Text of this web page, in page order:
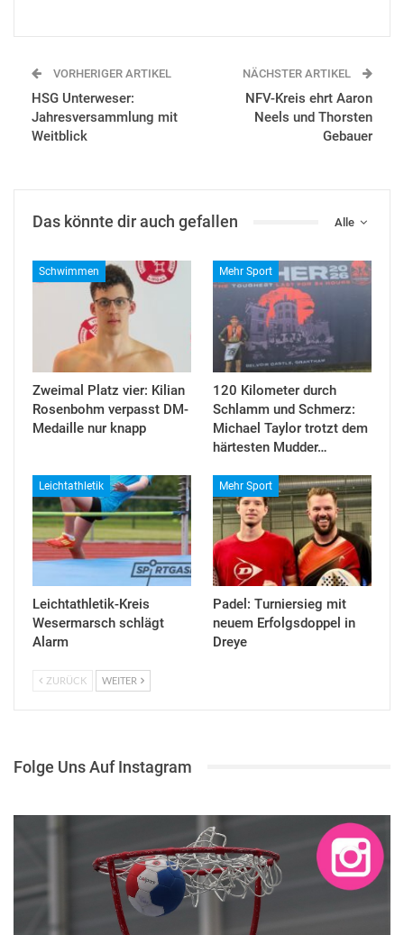
VORHERIGER ARTIKEL
HSG Unterweser:
Jahresversammlung mit
Weitblick
NÄCHSTER ARTIKEL
NFV-Kreis ehrt Aaron
Neels und Thorsten
Gebauer
Alle
Das könnte dir auch gefallen
Schwimmen
Zweimal Platz vier: Kilian
Rosenbohm verpasst DM-
Medaille nur knapp
Mehr Sport
120 Kilometer durch
Schlamm und Schmerz:
Michael Taylor trotzt dem
härtesten Mudder…
Leichtathletik
Leichtathletik-Kreis
Wesermarsch schlägt
Alarm
Mehr Sport
Padel: Turniersieg mit
neuem Erfolgsdoppel in
Dreye
ZURÜCK WEITER
Folge Uns Auf Instagram